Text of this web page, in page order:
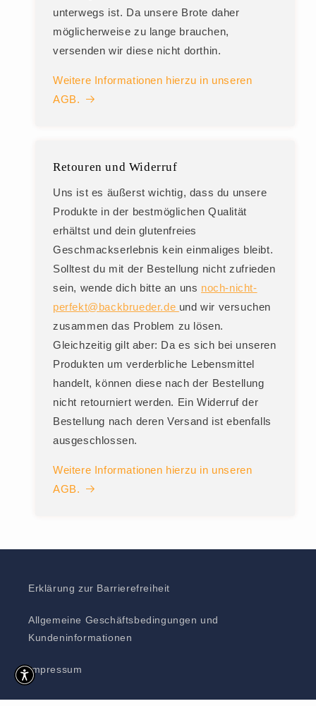
unterwegs ist. Da unsere Brote daher
möglicherweise zu lange brauchen,
versenden wir diese nicht dorthin.
Weitere Informationen hierzu in unseren
AGB.
Retouren und Widerruf
Uns ist es äußerst wichtig, dass du unsere
Produkte in der bestmöglichen Qualität
erhältst und dein glutenfreies
Geschmackserlebnis kein einmaliges bleibt.
Solltest du mit der Bestellung nicht zufrieden
sein, wende dich bitte an uns noch-nicht-
perfekt@backbrueder.de und wir versuchen
zusammen das Problem zu lösen.
Gleichzeitig gilt aber: Da es sich bei unseren
Produkten um verderbliche Lebensmittel
handelt, können diese nach der Bestellung
nicht retourniert werden. Ein Widerruf der
Bestellung nach deren Versand ist ebenfalls
ausgeschlossen.
Weitere Informationen hierzu in unseren
AGB.
Erklärung zur Barrierefreiheit
Allgemeine Geschäftsbedingungen und
Kundeninformationen
Impressum